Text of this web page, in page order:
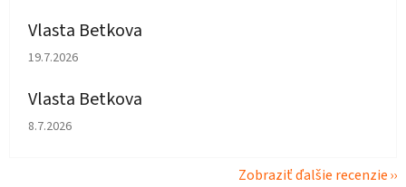
Vlasta Betkova
Hodnotenie obchodu je 5 z 5 hviezdičiek.
19.7.2026
Vlasta Betkova
Hodnotenie obchodu je 4 z 5 hviezdičiek.
8.7.2026
Zobraziť ďalšie recenzie